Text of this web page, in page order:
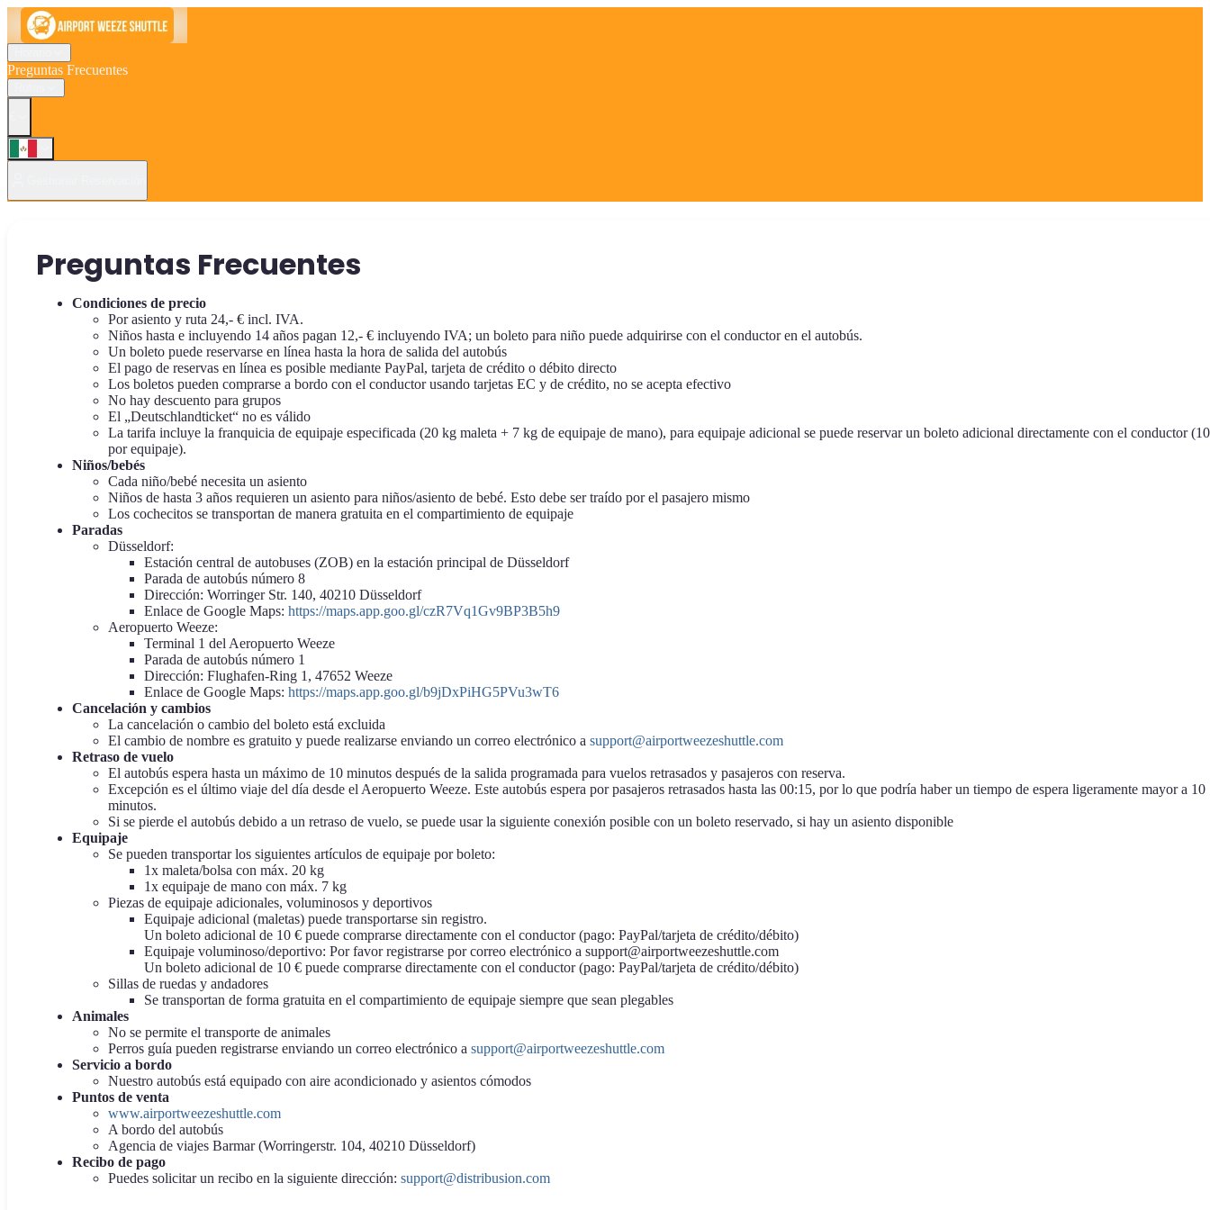
Preguntas Frecuentes
Preguntas Frecuentes
Condiciones de precio
Por asiento y ruta 24,- € incl. IVA.
Niños hasta e incluyendo 14 años pagan 12,- € incluyendo IVA; un boleto para niño puede adquirirse con el conductor en el autobús.
Un boleto puede reservarse en línea hasta la hora de salida del autobús
El pago de reservas en línea es posible mediante PayPal, tarjeta de crédito o débito directo
Los boletos pueden comprarse a bordo con el conductor usando tarjetas EC y de crédito, no se acepta efectivo
No hay descuento para grupos
El „Deutschlandticket“ no es válido
La tarifa incluye la franquicia de equipaje especificada (20 kg maleta + 7 kg de equipaje de mano), para equipaje adicional se puede reservar un boleto adicional directamente con el conductor
por equipaje).
Niños/bebés
Cada niño/bebé necesita un asiento
Niños de hasta 3 años requieren un asiento para niños/asiento de bebé. Esto debe ser traído por el pasajero mismo
Los cochecitos se transportan de manera gratuita en el compartimiento de equipaje
Paradas
Düsseldorf:
Estación central de autobuses (ZOB) en la estación principal de Düsseldorf
Parada de autobús número 8
Dirección: Worringer Str. 140, 40210 Düsseldorf
Enlace de Google Maps: https://maps.app.goo.gl/czR7Vq1Gv9BP3B5h9
Aeropuerto Weeze:
Terminal 1 del Aeropuerto Weeze
Parada de autobús número 1
Dirección: Flughafen-Ring 1, 47652 Weeze
Enlace de Google Maps: https://maps.app.goo.gl/b9jDxPiHG5PVu3wT6
Cancelación y cambios
La cancelación o cambio del boleto está excluida
El cambio de nombre es gratuito y puede realizarse enviando un correo electrónico a support@airportweezeshuttle.com
Retraso de vuelo
El autobús espera hasta un máximo de 10 minutos después de la salida programada para vuelos retrasados y pasajeros con reserva.
Excepción es el último viaje del día desde el Aeropuerto Weeze. Este autobús espera por pasajeros retrasados hasta las 00:15, por lo que podría haber un tiempo de espera ligeramente mayor a 10
minutos.
Si se pierde el autobús debido a un retraso de vuelo, se puede usar la siguiente conexión posible con un boleto reservado, si hay un asiento disponible
Equipaje
Se pueden transportar los siguientes artículos de equipaje por boleto:
1x maleta/bolsa con máx. 20 kg
1x equipaje de mano con máx. 7 kg
Piezas de equipaje adicionales, voluminosos y deportivos
Equipaje adicional (maletas) puede transportarse sin registro.
Un boleto adicional de 10 € puede comprarse directamente con el conductor (pago: PayPal/tarjeta de crédito/débito)
Equipaje voluminoso/deportivo: Por favor registrarse por correo electrónico a support@airportweezeshuttle.com
Un boleto adicional de 10 € puede comprarse directamente con el conductor (pago: PayPal/tarjeta de crédito/débito)
Sillas de ruedas y andadores
Se transportan de forma gratuita en el compartimiento de equipaje siempre que sean plegables
Animales
No se permite el transporte de animales
Perros guía pueden registrarse enviando un correo electrónico a support@airportweezeshuttle.com
Servicio a bordo
Nuestro autobús está equipado con aire acondicionado y asientos cómodos
Puntos de venta
www.airportweezeshuttle.com
A bordo del autobús
Agencia de viajes Barmar (Worringerstr. 104, 40210 Düsseldorf)
Recibo de pago
Puedes solicitar un recibo en la siguiente dirección: support@distribusion.com